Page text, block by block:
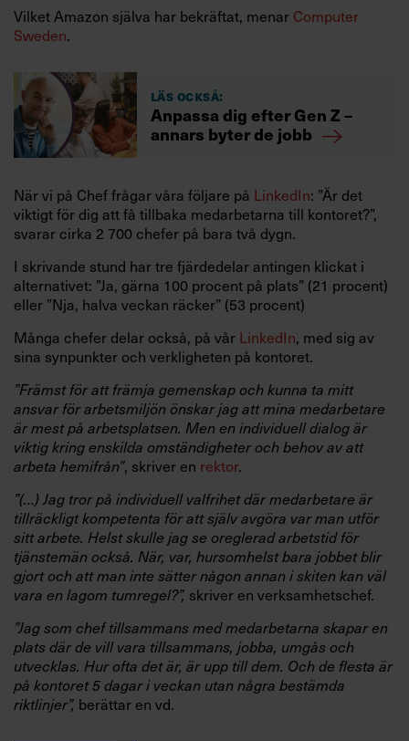
Vilket Amazon själva har bekräftat, menar Computer
Sweden.
Läs också:
Anpassa dig efter Gen Z –
annars byter de jobb
När vi på Chef frågar våra följare på LinkedIn: ”Är det
viktigt för dig att få tillbaka medarbetarna till kontoret?”,
svarar cirka 2 700 chefer på bara två dygn.
I skrivande stund har tre fjärdedelar antingen klickat i
alternativet: ”Ja, gärna 100 procent på plats” (21 procent)
eller ”Nja, halva veckan räcker” (53 procent)
Många chefer delar också, på vår LinkedIn, med sig av
sina synpunkter och verkligheten på kontoret.
”Främst för att främja gemenskap och kunna ta mitt
ansvar för arbetsmiljön önskar jag att mina medarbetare
är mest på arbetsplatsen. Men en individuell dialog är
viktig kring enskilda omständigheter och behov av att
arbeta hemifrån”, skriver en rektor.
”(…) Jag tror på individuell valfrihet där medarbetare är
tillräckligt kompetenta för att själv avgöra var man utför
sitt arbete. Helst skulle jag se oreglerad arbetstid för
tjänstemän också. När, var, hursomhelst bara jobbet blir
gjort och att man inte sätter någon annan i skiten kan väl
vara en lagom tumregel?”, skriver en verksamhetschef.
”Jag som chef tillsammans med medarbetarna skapar en
plats där de vill vara tillsammans, jobba, umgås och
utvecklas. Hur ofta det är, är upp till dem. Och de flesta är
på kontoret 5 dagar i veckan utan några bestämda
riktlinjer”, berättar en vd.